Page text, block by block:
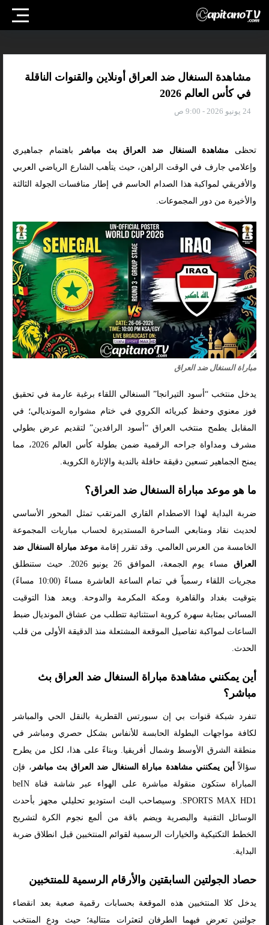
مشاهدة السنغال ضد العراق أونلاين والقنوات الناقلة
في كأس العالم 2026
24 يونيو 2026 - 9:00 ص
تحظى مشاهدة السنغال ضد العراق بث مباشر
باهتمام جماهيري
وإعلامي جارف في الوقت الراهن، حيث يتأهب الشارع الرياضي العربي
والأفريقي لمواكبة هذا الصدام الحاسم في إطار منافسات الجولة الثالثة
والأخيرة من دور المجموعات.
مباراة السنغال ضد العراق
يدخل منتخب “أسود التيرانجا” السنغالي اللقاء برغبة عارمة في تحقيق
فوز معنوي وحفظ كبريائه الكروي في ختام مشواره المونديالي؛ في
المقابل يطمح منتخب العراق “أسود الرافدين” لتقديم عرض بطولي
مشرف ومداواة جراحه الرقمية ضمن بطولة كأس العالم 2026، مما
يمنح الجماهير تسعين دقيقة حافلة بالندية والإثارة الكروية.
ما هو موعد مباراة السنغال ضد العراق؟
ضربة البداية لهذا الاصطدام القاري المرتقب تمثل المحور الأساسي
لحديث نقاد ومتابعي الساحرة المستديرة لحساب مباريات المجموعة
الخامسة من العرس العالمي. وقد تقرر إقامة موعد مباراة السنغال ضد
العراق
مساء يوم الجمعة، الموافق 26 يونيو 2026. حيث ستنطلق
مجريات اللقاء رسمياً في تمام الساعة العاشرة مساءً (10:00 مساءً)
بتوقيت بغداد والقاهرة ومكة المكرمة والدوحة. ويعد هذا التوقيت
المسائي بمثابة سهرة كروية استثنائية تتطلب من عشاق المونديال ضبط
الساعات لمواكبة تفاصيل الموقعة المشتعلة منذ الدقيقة الأولى من قلب
الحدث.
أين يمكنني مشاهدة مباراة السنغال ضد العراق بث
مباشر؟
تنفرد شبكة قنوات بي إن سبورتس القطرية بالنقل الحي والمباشر
لكافة مواجهات البطولة الحابسة للأنفاس بشكل حصري ومباشر في
منطقة الشرق الأوسط وشمال أفريقيا. وبناءً على هذا، لكل من يطرح
سؤالاً أين يمكنني مشاهدة مباراة السنغال ضد العراق بث مباشر ، فإن
المباراة ستكون منقولة مباشرة على الهواء عبر شاشة قناة beIN
SPORTS MAX HD1. وسيصاحب البث استوديو تحليلي مجهز بأحدث
الوسائل التقنية والبصرية ويضم باقة من ألمع نجوم الكرة لتشريح
الخطط التكتيكية والخيارات الرسمية لقوائم المنتخبين قبل انطلاق ضربة
البداية.
حصاد الجولتين السابقتين والأرقام الرسمية للمنتخبين
يدخل كلا المنتخبين هذه الموقعة بحسابات رقمية صعبة بعد انقضاء
جولتين تعرض فيهما الطرفان لتعثرات متتالية؛ حيث ودع المنتخب